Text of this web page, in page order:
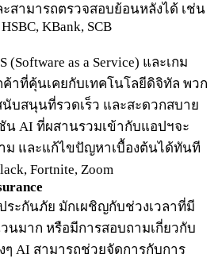
สามารถตรวจสอบย้อนหลังได้ เช่น
KBank, SCB
(Software as a Service) และเกม
าที่คุ้นเคยกับเทคโนโลยีดิจิทัล พวก
บสนุนที่รวดเร็ว และสะดวกสบาย
น AI ที่ผสานรวมเข้ากับแอปฯจะ
ม และแก้ไขปัญหาเบื้องต้นได้ทันที
Fortnite, Zoom
ระกันภัย มักเผชิญกับช่วงเวลาที่มี
นมาก หรือมีการสอบถามเกี่ยวกับ
AI สามารถช่วยจัดการกับการ